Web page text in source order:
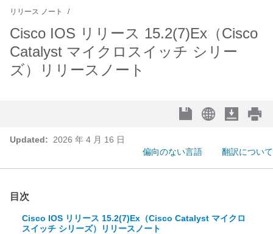
リリース ノート
Cisco IOS リリース 15.2(7)Ex（Cisco
Catalyst マイクロスイッチ シリー
ズ）リリースノート
Updated:
2026 年 4 月 16 日
偏向のない言語
翻訳について
目次
Cisco IOS リリース 15.2(7)Ex（Cisco Catalyst マイクロ
スイッチ シリーズ）リリースノート